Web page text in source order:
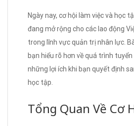
Ngày nay, cơ hội làm việc và học
đang mở rộng cho các lao động
trong lĩnh vực quản trị nhân lực.
bạn hiểu rõ hơn về quá trình
những lợi ích khi bạn quyết định
học tập.
Tổng Quan Về Cơ